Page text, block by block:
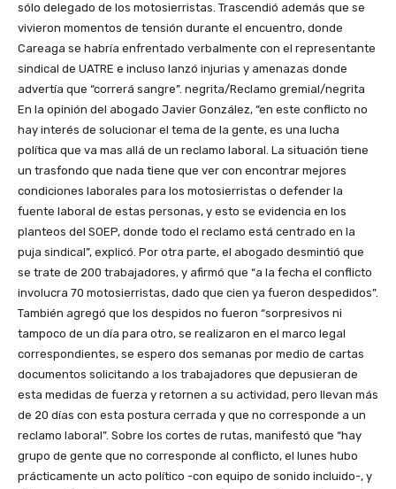
sólo delegado de los motosierristas. Trascendió además que se
vivieron momentos de tensión durante el encuentro, donde
Careaga se habría enfrentado verbalmente con el representante
sindical de UATRE e incluso lanzó injurias y amenazas donde
advertía que “correrá sangre”. negrita/Reclamo gremial/negrita
En la opinión del abogado Javier González, “en este conflicto no
hay interés de solucionar el tema de la gente, es una lucha
política que va mas allá de un reclamo laboral. La situación tiene
un trasfondo que nada tiene que ver con encontrar mejores
condiciones laborales para los motosierristas o defender la
fuente laboral de estas personas, y esto se evidencia en los
planteos del SOEP, donde todo el reclamo está centrado en la
puja sindical”, explicó. Por otra parte, el abogado desmintió que
se trate de 200 trabajadores, y afirmó que “a la fecha el conflicto
involucra 70 motosierristas, dado que cien ya fueron despedidos”.
También agregó que los despidos no fueron “sorpresivos ni
tampoco de un día para otro, se realizaron en el marco legal
correspondientes, se espero dos semanas por medio de cartas
documentos solicitando a los trabajadores que depusieran de
esta medidas de fuerza y retornen a su actividad, pero llevan más
de 20 días con esta postura cerrada y que no corresponde a un
reclamo laboral”. Sobre los cortes de rutas, manifestó que “hay
grupo de gente que no corresponde al conflicto, el lunes hubo
prácticamente un acto político -con equipo de sonido incluido-, y